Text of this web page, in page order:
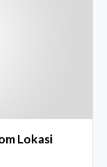
Lokasi